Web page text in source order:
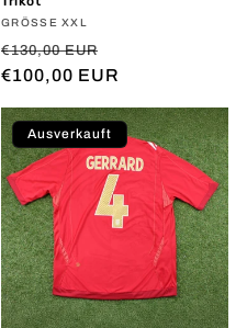
Anbieter:
GRÖSSE XXL
Normaler
Preis
€130,00 EUR
€100,00 EUR
Ausverkauft